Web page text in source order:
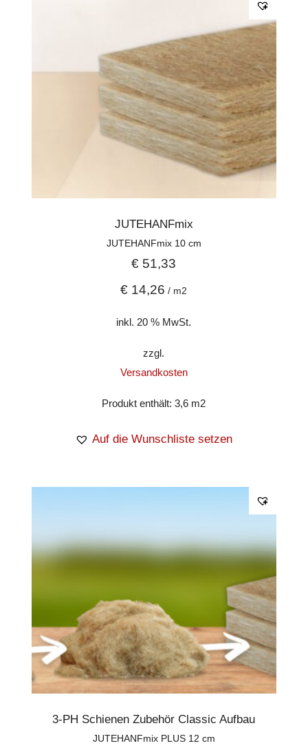
JUTEHANFmix
JUTEHANFmix 10 cm
€ 51,33
€ 14,26 / m2
inkl. 20 % MwSt.
zzgl.
Versandkosten
Produkt enthält: 3,6 m2
Auf die Wunschliste setzen
3-PH Schienen Zubehör Classic Aufbau
JUTEHANFmix PLUS 12 cm